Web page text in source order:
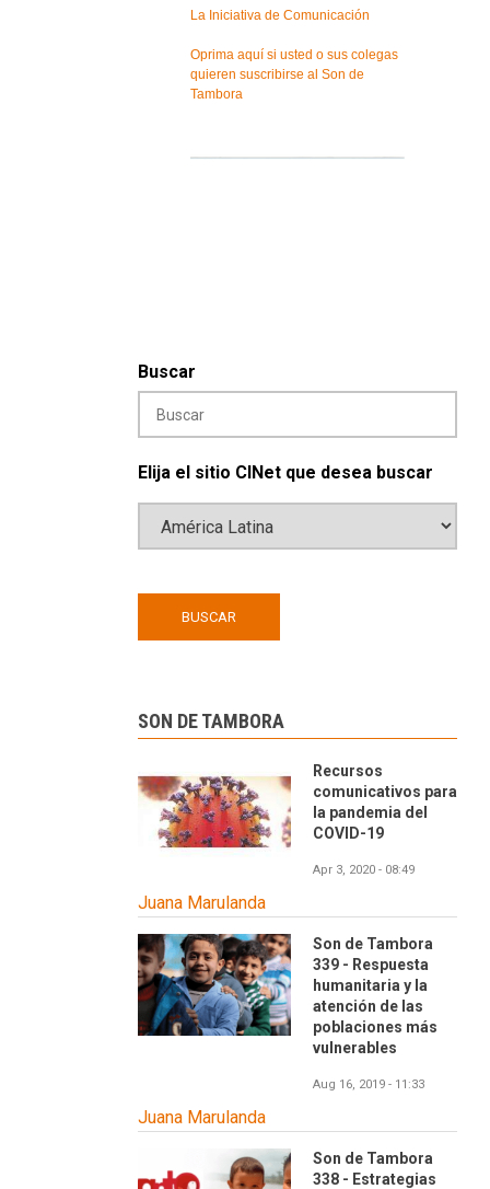
La Iniciativa de Comunicación
Oprima aquí si usted o sus colegas
quieren suscribirse al Son de
Tambora
Buscar
Elija el sitio CINet que desea buscar
SON DE TAMBORA
Recursos
comunicativos para
la pandemia del
COVID-19
Apr 3, 2020 - 08:49
Juana Marulanda
Son de Tambora
339 - Respuesta
humanitaria y la
atención de las
poblaciones más
vulnerables
Aug 16, 2019 - 11:33
Juana Marulanda
Son de Tambora
338 - Estrategias